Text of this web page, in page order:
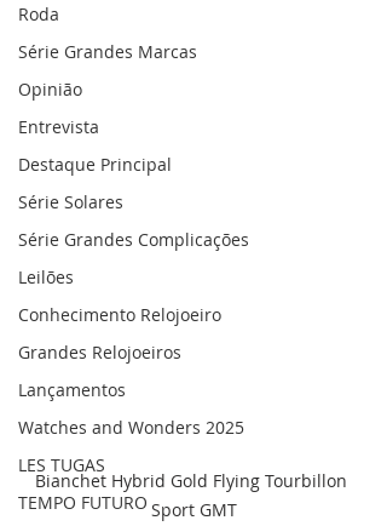
Roda
Série Grandes Marcas
Opinião
Entrevista
Destaque Principal
Série Solares
Série Grandes Complicações
Leilões
Conhecimento Relojoeiro
Grandes Relojoeiros
Lançamentos
Watches and Wonders 2025
LES TUGAS
TEMPO FUTURO
Bianchet Hybrid Gold Flying Tourbillon
Sport GMT